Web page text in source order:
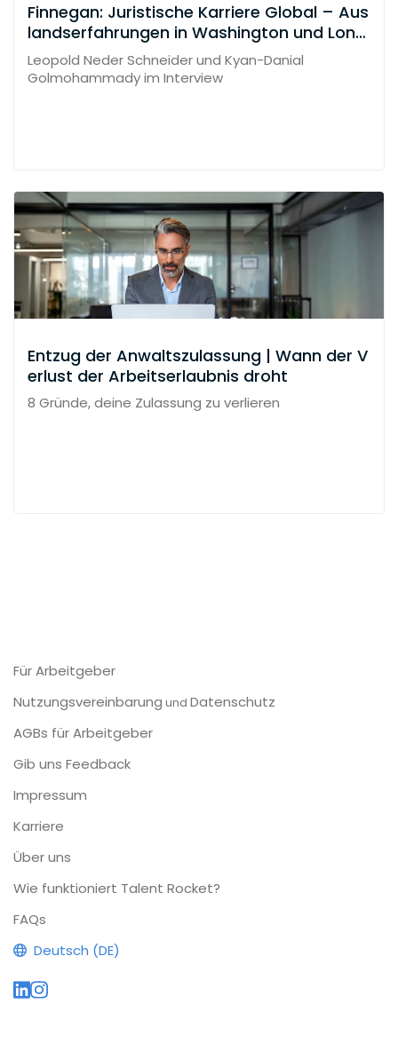
Finnegan: Juristische Karriere Global – Aus
landserfahrungen in Washington und Lond
on
Leopold Neder Schneider und Kyan-Danial
Golmohammady im Interview
Entzug der Anwaltszulassung | Wann der V
erlust der Arbeitserlaubnis droht
8 Gründe, deine Zulassung zu verlieren
Für Arbeitgeber
Nutzungsvereinbarung und Datenschutz
AGBs für Arbeitgeber
Gib uns Feedback
Impressum
Karriere
Über uns
Wie funktioniert Talent Rocket?
FAQs
Deutsch (DE)